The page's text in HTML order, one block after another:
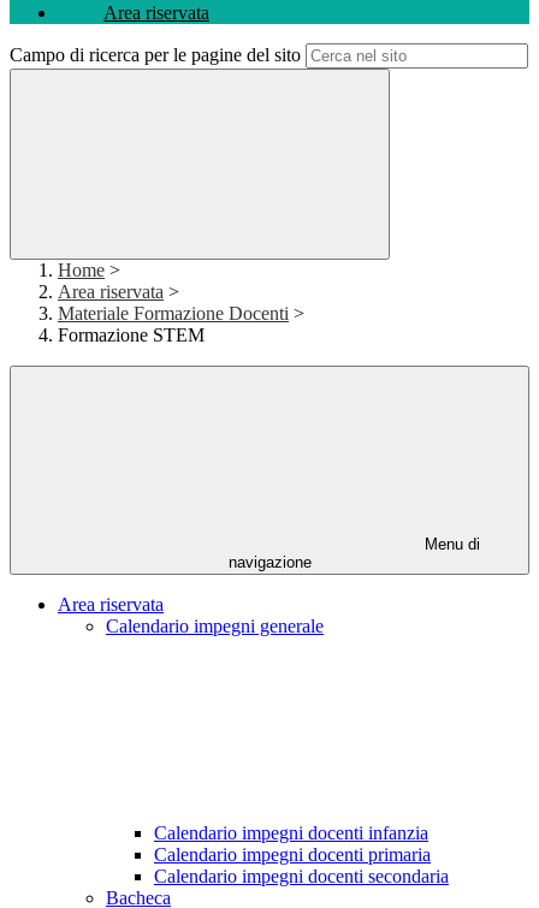
Area riservata
Campo di ricerca per le pagine del sito
Home >
Area riservata >
Materiale Formazione Docenti >
Formazione STEM
Menu di
navigazione
Area riservata
Calendario impegni generale
Calendario impegni docenti infanzia
Calendario impegni docenti primaria
Calendario impegni docenti secondaria
Bacheca